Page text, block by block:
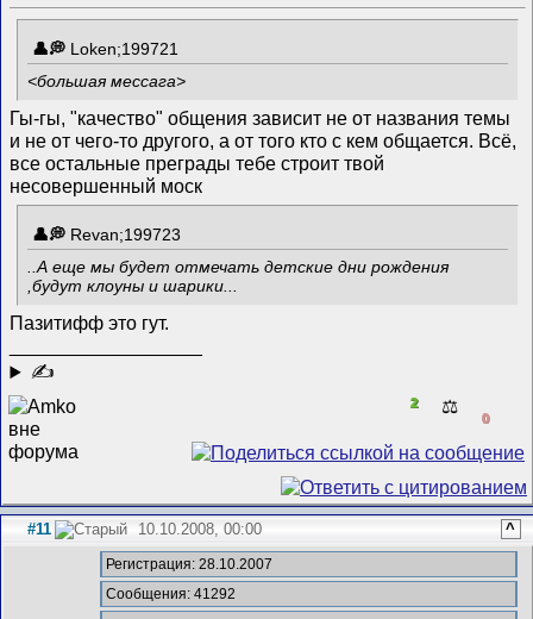
Loken;199721
<большая мессага>
Гы-гы, "качество" общения зависит не от названия темы
и не от чего-то другого, а от того кто с кем общается. Всё,
все остальные преграды тебе строит твой
несовершенный моск
Revan;199723
..А еще мы будет отмечать детские дни рождения
,будут клоуны и шарики...
Пазитифф это гут.
✍
2 ⚖️
0
#11 10.10.2008, 00:00 ^
Регистрация: 28.10.2007
Сообщения: 41292